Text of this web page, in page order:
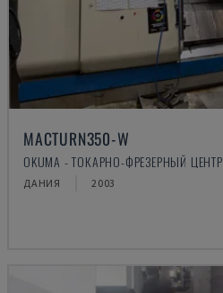
MACTURN350-W
OKUMA - ТОКАРНО-ФРЕЗЕРНЫЙ ЦЕНТР
ДАНИЯ 2003